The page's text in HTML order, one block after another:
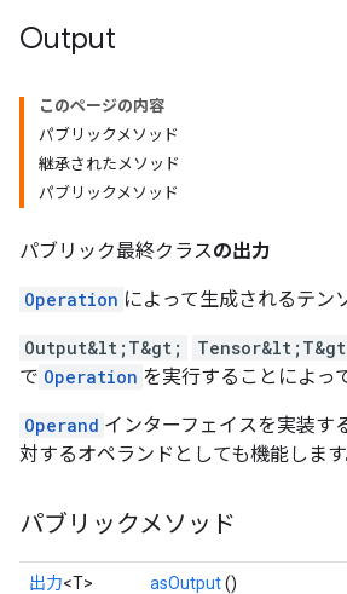
Output
このページの内容
パブリックメソッド
継承されたメソッド
パブリックメソッド
パブリック最終クラスの出力
Operation によって生成されるテン
Output&lt;T&gt;
で Operation を実行することによっ
Operand インターフェイスを実装す
対するオペランドとしても機能します
パブリックメソッド
出力<T> asOutput()